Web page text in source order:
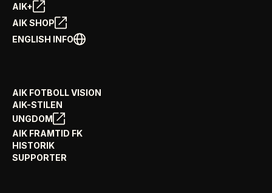
AIK+
AIK SHOP
ENGLISH INFO
AIK FOTBOLL VISION
AIK-STILEN
UNGDOM
AIK FRAMTID FK
HISTORIK
SUPPORTER